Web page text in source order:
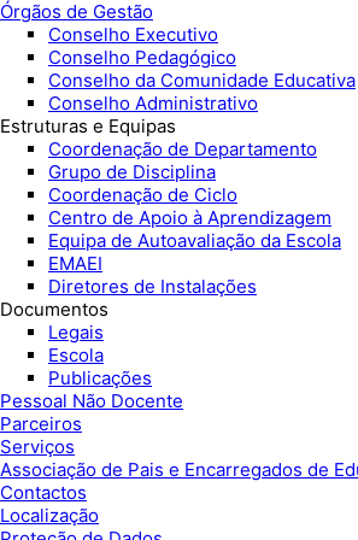
Órgãos de Gestão
Conselho Executivo
Conselho Pedagógico
Conselho da Comunidade Educativa
Conselho Administrativo
Estruturas e Equipas
Coordenação de Departamento
Grupo de Disciplina
Coordenação de Ciclo
Centro de Apoio à Aprendizagem
Equipa de Autoavaliação da Escola
EMAEI
Diretores de Instalações
Documentos
Legais
Escola
Publicações
Pessoal Não Docente
Parceiros
Serviços
Associação de Pais e Encarregados de
Contactos
Localização